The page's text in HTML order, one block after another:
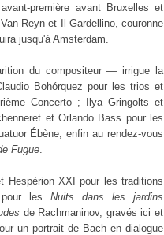
première avant Bruxelles et
Reyn et Il Gardellino, couronne
jusqu'à Amsterdam.
du compositeur — irrigue la
Bohórquez pour les trios et
Concerto ; Ilya Gringolts et
et Orlando Bass pour les
Ébène, enfin au rendez-vous
Fugue.
Hespèrion XXI pour les traditions
pour les Nuits dans les jardins
de Rachmaninov, gravés ici et
un portrait de Bach en dialogue